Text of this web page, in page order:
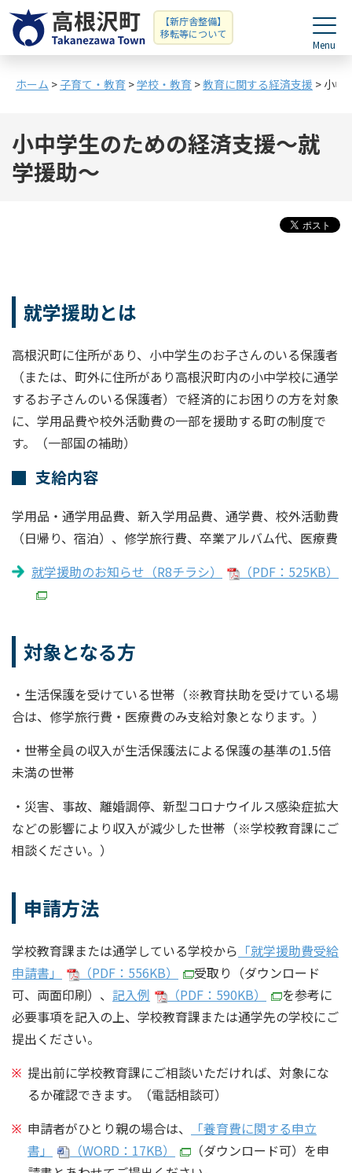
【新庁舎整備】
移転等について
ホーム > 子育て・教育 >学校・教育 >教育に関する経済支援 > 小中
小中学生のための経済支援〜就
学援助〜
就学援助とは
高根沢町に住所があり、小中学生のお子さんのいる保護者
（または、町外に住所があり高根沢町内の小中学校に通学
するお子さんのいる保護者）で経済的にお困りの方を対象
に、学用品費や校外活動費の一部を援助する町の制度で
す。（一部国の補助）
支給内容
学用品・通学用品費、新入学用品費、通学費、校外活動費
（日帰り、宿泊）、修学旅行費、卒業アルバム代、医療費
就学援助のお知らせ（R8チラシ）
（PDF：525KB）
対象となる方
・生活保護を受けている世帯（※教育扶助を受けている場
合は、修学旅行費・医療費のみ支給対象となります。）
・世帯全員の収入が生活保護法による保護の基準の1.5倍
未満の世帯
・災害、事故、離婚調停、新型コロナウイルス感染症拡大
などの影響により収入が減少した世帯（※学校教育課にご
相談ください。）
申請方法
学校教育課または通学している学校から 「就学援助費受給
申請書」
（PDF：556KB）
受取り（ダウンロード
可、両面印刷）、 記入例 （PDF：590KB）
を参考に
必要事項を記入の上、学校教育課または通学先の学校にご
提出ください。
提出前に学校教育課にご相談いただければ、対象にな
るか確認できます。（電話相談可）
申請者がひとり親の場合は、
「養育費に関する申立
書」
（WORD：17KB）
（ダウンロード可）を申